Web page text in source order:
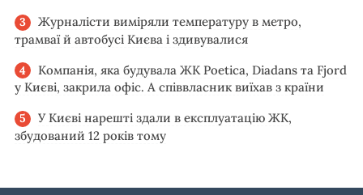
Журналісти виміряли температуру в метро,
трамваї й автобусі Києва і здивувалися
Компанія, яка будувала ЖК Poetica, Diadans та Fjord
у Києві, закрила офіс. А співвласник виїхав з країни
У Києві нарешті здали в експлуатацію ЖК,
збудований 12 років тому